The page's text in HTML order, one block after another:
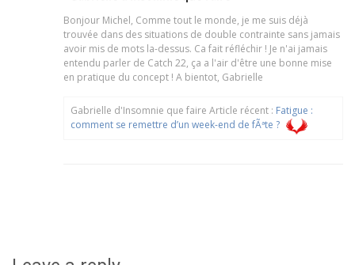
Bonjour Michel, Comme tout le monde, je me suis déjà
trouvée dans des situations de double contrainte sans jamais
avoir mis de mots la-dessus. Ca fait réfléchir ! Je n'ai jamais
entendu parler de Catch 22, ça a l'air d'être une bonne mise
en pratique du concept ! A bientot, Gabrielle
Gabrielle d'Insomnie que faire Article récent : Fatigue :
comment se remettre d’un week-end de fÃªte ?